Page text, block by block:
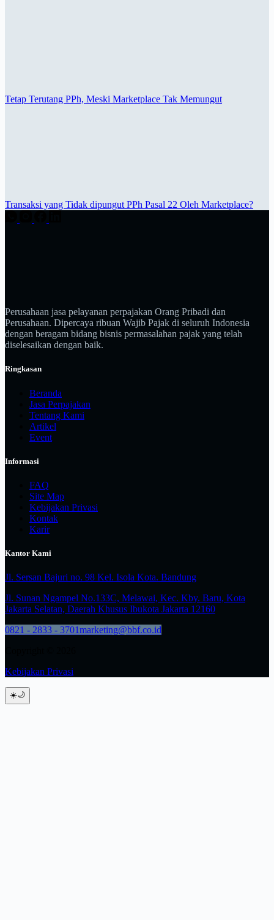
Tetap Terutang PPh, Meski Marketplace Tak Memungut
Transaksi yang Tidak dipungut PPh Pasal 22 Oleh Marketplace?
Perusahaan jasa pelayanan perpajakan Orang Pribadi dan
Perusahaan. Dipercaya ribuan Wajib Pajak di seluruh Indonesia
dengan beragam bidang bisnis permasalahan pajak yang telah
diselesaikan dengan baik.
Ringkasan
Beranda
Jasa Perpajakan
Tentang Kami
Artikel
Event
Informasi
FAQ
Site Map
Kebijakan Privasi
Kontak
Karir
Kantor Kami
Jl. Sersan Bajuri no. 98 Kel. Isola Kota. Bandung
Jl. Sunan Ngampel No.133C, Melawai, Kec. Kby. Baru, Kota
Jakarta Selatan, Daerah Khusus Ibukota Jakarta 12160
0821 - 2833 - 3701marketing@bbf.co.id
Kebijakan Privasi
☀️🌙